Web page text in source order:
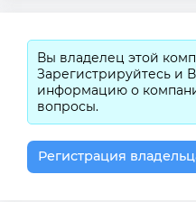
Вы владелец этой
Зарегистрируйтесь и
информацию о
вопросы.
Регистрация